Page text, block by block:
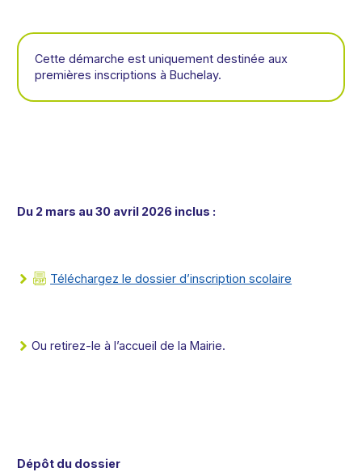
Cette démarche est uniquement destinée aux
premières inscriptions à Buchelay.
Du 2 mars au 30 avril 2026 inclus :
Téléchargez le dossier d’inscription scolaire
Ou retirez-le à l’accueil de la Mairie.
Dépôt du dossier